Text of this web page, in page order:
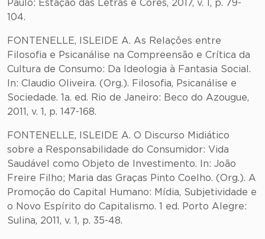
Paulo: Estação das Letras e Cores, 2017, v. 1, p. 79-
104.
FONTENELLE, ISLEIDE A. As Relações entre
Filosofia e Psicanálise na Compreensão e Crítica da
Cultura de Consumo: Da Ideologia à Fantasia Social.
In: Claudio Oliveira. (Org.). Filosofia, Psicanálise e
Sociedade. 1a. ed. Rio de Janeiro: Beco do Azougue,
2011, v. 1, p. 147-168.
FONTENELLE, ISLEIDE A. O Discurso Midiático
sobre a Responsabilidade do Consumidor: Vida
Saudável como Objeto de Investimento. In: João
Freire Filho; Maria das Graças Pinto Coelho. (Org.). A
Promoção do Capital Humano: Mídia, Subjetividade e
o Novo Espírito do Capitalismo. 1 ed. Porto Alegre:
Sulina, 2011, v. 1, p. 35-48.